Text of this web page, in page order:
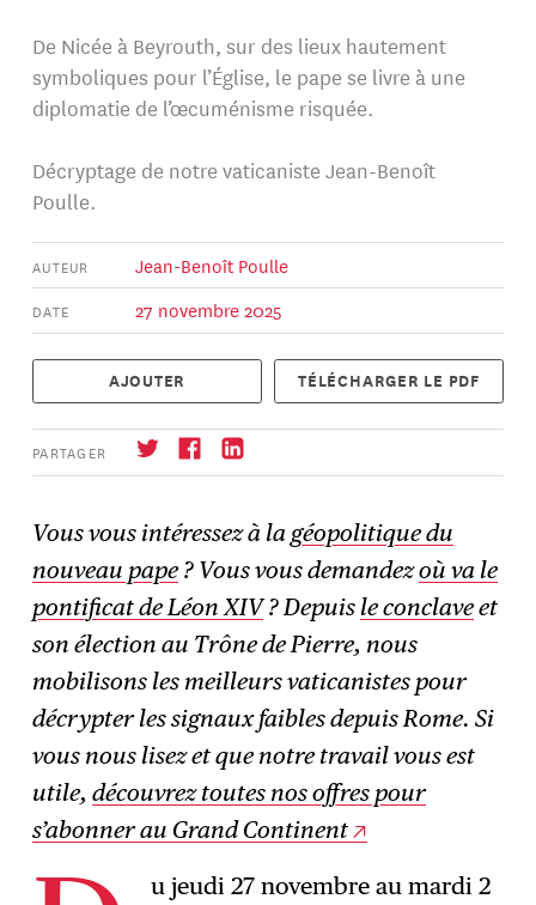
De Nicée à Beyrouth, sur des lieux hautement
symboliques pour l’Église, le pape se livre à une
diplomatie de l’œcuménisme risquée.
Décryptage de notre vaticaniste Jean-Benoît
Poulle.
AUTEUR Jean-Benoît Poulle
DATE 27 novembre 2025
AJOUTER TÉLÉCHARGER LE PDF
PARTAGER
→ S'abonner
Vous vous intéressez à la géopolitique du
nouveau pape? Vous vous demandezoù va le
pontificat de Léon XIV? Depuis le conclaveet
son élection au Trône de Pierre, nous
mobilisons les meilleurs vaticanistes pour
décrypter les signaux faibles depuis Rome. Si
vous nous lisez et que notre travail vous est
utile,découvrez toutes nos offres pour
s’abonner au Grand Continent
u jeudi 27 novembre au mardi 2